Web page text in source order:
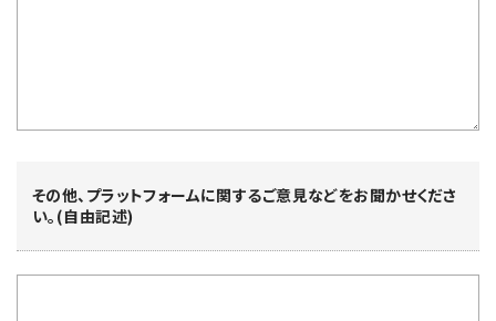
その他、プラットフォームに関するご意見などをお聞かせくださ
い。(自由記述)